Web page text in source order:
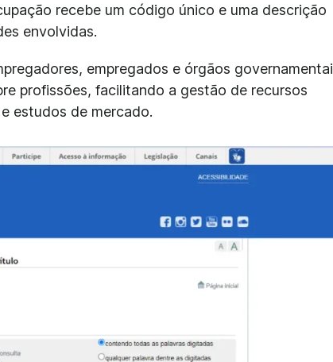
recebe um código único e uma descrição
envolvidas.
empregados e órgãos
profissões, facilitando a gestão de recursos
estudos de mercado.